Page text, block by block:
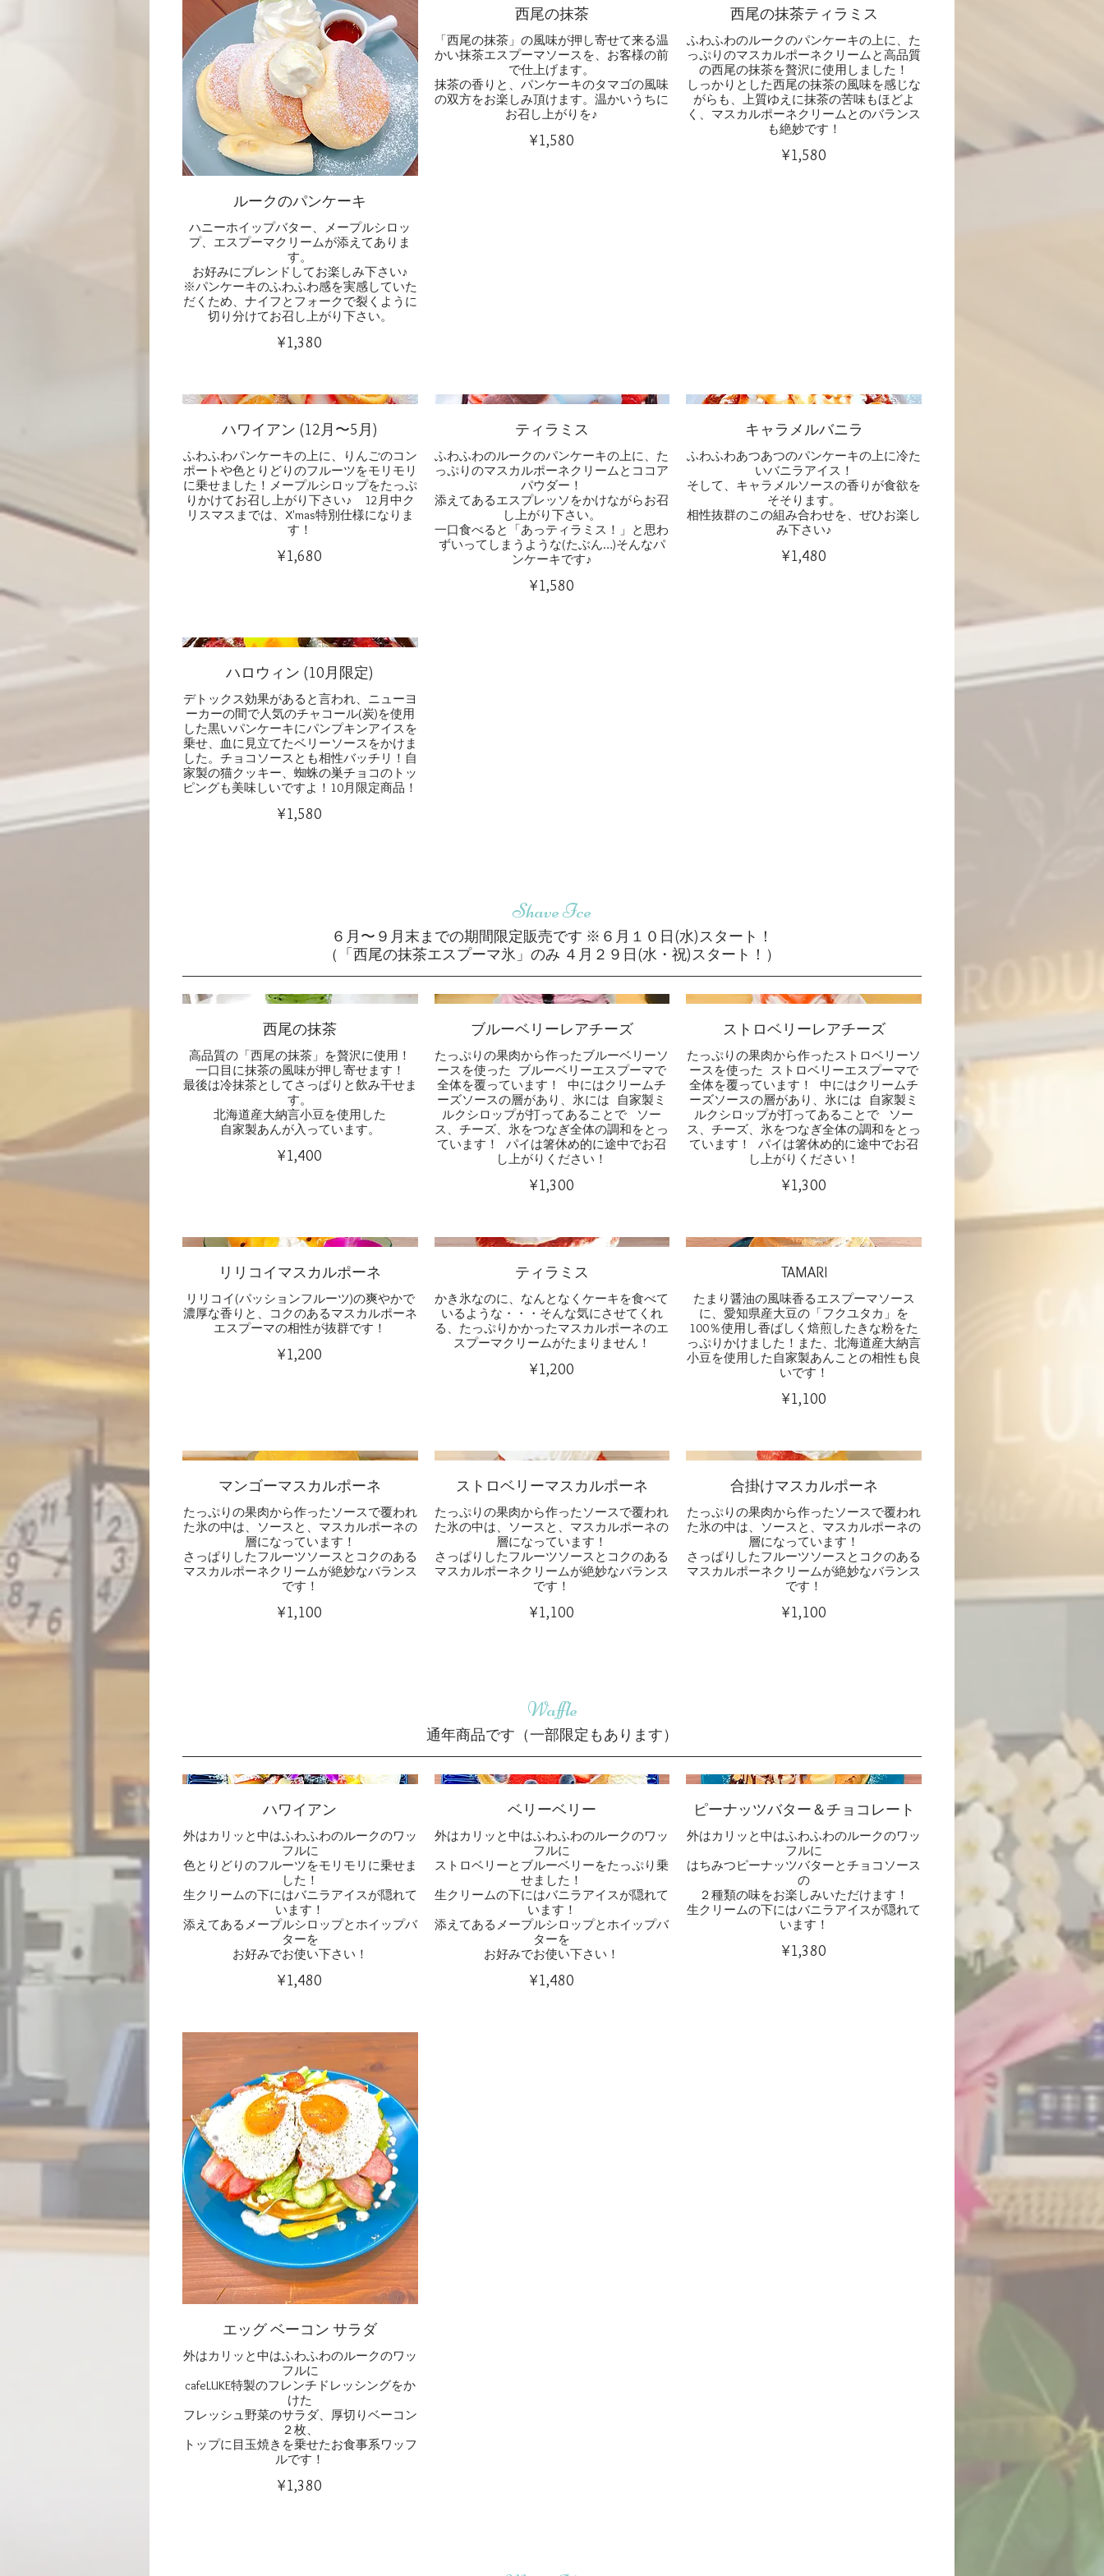
ルークのパンケーキ
ハニーホイップバター、メープルシロッ
プ、エスプーマクリームが添えてありま
す。
お好みにブレンドしてお楽しみ下さい♪
※パンケーキのふわふわ感を実感していた
だくため、ナイフとフォークで裂くように
切り分けてお召し上がり下さい。
¥1,380
西尾の抹茶
「西尾の抹茶」の風味が押し寄せて来る温
かい抹茶エスプーマソースを、お客様の前
で仕上げます。
抹茶の香りと、パンケーキのタマゴの風味
の双方をお楽しみ頂けます。温かいうちに
お召し上がりを♪
¥1,580
西尾の抹茶ティラミス
ふわふわのルークのパンケーキの上に、た
っぷりのマスカルポーネクリームと高品質
の西尾の抹茶を贅沢に使用しました！
しっかりとした西尾の抹茶の風味を感じな
がらも、上質ゆえに抹茶の苦味もほどよ
く、マスカルポーネクリームとのバランス
も絶妙です！
¥1,580
ハワイアン (12月〜5月)
ふわふわパンケーキの上に、りんごのコン
ポートや色とりどりのフルーツをモリモリ
に乗せました！メープルシロップをたっぷ
りかけてお召し上がり下さい♪ 12月中ク
リスマスまでは、X'mas特別仕様になりま
す！
¥1,680
ティラミス
ふわふわのルークのパンケーキの上に、た
っぷりのマスカルポーネクリームとココア
パウダー！
添えてあるエスプレッソをかけながらお召
し上がり下さい。
一口食べると「あっティラミス！」と思わ
ずいってしまうような(たぶん…)そんなパ
ンケーキです♪
¥1,580
キャラメルバニラ
ふわふわあつあつのパンケーキの上に冷た
いバニラアイス！
そして、キャラメルソースの香りが食欲を
そそります。
相性抜群のこの組み合わせを、ぜひお楽し
み下さい♪
¥1,480
ハロウィン (10月限定)
デトックス効果があると言われ、ニューヨ
ーカーの間で人気のチャコール(炭)を使用
した黒いパンケーキにパンプキンアイスを
乗せ、血に見立てたベリーソースをかけま
した。チョコソースとも相性バッチリ！自
家製の猫クッキー、蜘蛛の巣チョコのトッ
ピングも美味しいですよ！10月限定商品！
¥1,580
Shave Ice
６月〜９月末までの期間限定販売です ※６月１０日(水)スタート！
（「西尾の抹茶エスプーマ氷」のみ ４月２９日(水・祝)スタート！）
西尾の抹茶
高品質の「西尾の抹茶」を贅沢に使用！
一口目に抹茶の風味が押し寄せます！
最後は冷抹茶としてさっぱりと飲み干せま
す。
北海道産大納言小豆を使用した
自家製あんが入っています。
¥1,400
ブルーベリーレアチーズ
たっぷりの果肉から作ったブルーベリーソ
ースを使った ブルーベリーエスプーマで
全体を覆っています！ 中にはクリームチ
ーズソースの層があり、氷には 自家製ミ
ルクシロップが打ってあることで ソー
ス、チーズ、氷をつなぎ全体の調和をとっ
ています！ パイは箸休め的に途中でお召
し上がりください！
¥1,300
ストロベリーレアチーズ
たっぷりの果肉から作ったストロベリーソ
ースを使った ストロベリーエスプーマで
全体を覆っています！ 中にはクリームチ
ーズソースの層があり、氷には 自家製ミ
ルクシロップが打ってあることで ソー
ス、チーズ、氷をつなぎ全体の調和をとっ
ています！ パイは箸休め的に途中でお召
し上がりください！
¥1,300
リリコイマスカルポーネ
リリコイ(パッションフルーツ)の爽やかで
濃厚な香りと、コクのあるマスカルポーネ
¥1,200
ティラミス
かき氷なのに、なんとなくケーキを食べて
いるような・・・そんな気にさせてくれ
る、たっぷりかかったマスカルポーネのエ
¥1,200
TAMARI
たまり醤油の風味香るエスプーマソース
に、愛知県産大豆の「フクユタカ」を
100％使用し香ばしく焙煎したきな粉をた
っぷりかけました！また、北海道産大納言
小豆を使用した自家製あんことの相性も良
¥1,100
マンゴーマスカルポーネ
たっぷりの果肉から作ったソースで覆われ
た氷の中は、ソースと、マスカルポーネの
層になっています！
さっぱりしたフルーツソースとコクのある
マスカルポーネクリームが絶妙なバランス
です！
¥1,100
ストロベリーマスカルポーネ
たっぷりの果肉から作ったソースで覆われ
た氷の中は、ソースと、マスカルポーネの
層になっています！
さっぱりしたフルーツソースとコクのある
マスカルポーネクリームが絶妙なバランス
です！
¥1,100
合掛けマスカルポーネ
たっぷりの果肉から作ったソースで覆われ
た氷の中は、ソースと、マスカルポーネの
層になっています！
さっぱりしたフルーツソースとコクのある
マスカルポーネクリームが絶妙なバランス
です！
¥1,100
Waffle
通年商品です（一部限定もあります）
ハワイアン
外はカリッと中はふわふわのルークのワッ
フルに
色とりどりのフルーツをモリモリに乗せま
した！
生クリームの下にはバニラアイスが隠れて
います！
添えてあるメープルシロップとホイップバ
ターを
お好みでお使い下さい！
¥1,480
ベリーベリー
外はカリッと中はふわふわのルークのワッ
フルに
ストロベリーとブルーベリーをたっぷり乗
せました！
生クリームの下にはバニラアイスが隠れて
います！
添えてあるメープルシロップとホイップバ
ターを
お好みでお使い下さい！
¥1,480
ピーナッツバター＆チョコレート
外はカリッと中はふわふわのルークのワッ
フルに
はちみつピーナッツバターとチョコソース
の
２種類の味をお楽しみいただけます！
生クリームの下にはバニラアイスが隠れて
います！
¥1,380
エッグ ベーコン サラダ
外はカリッと中はふわふわのルークのワッ
フルに
cafeLUKE特製のフレンチドレッシングをか
けた
フレッシュ野菜のサラダ、厚切りベーコン
２枚、
トップに目玉焼きを乗せたお食事系ワッフ
ルです！
¥1,380